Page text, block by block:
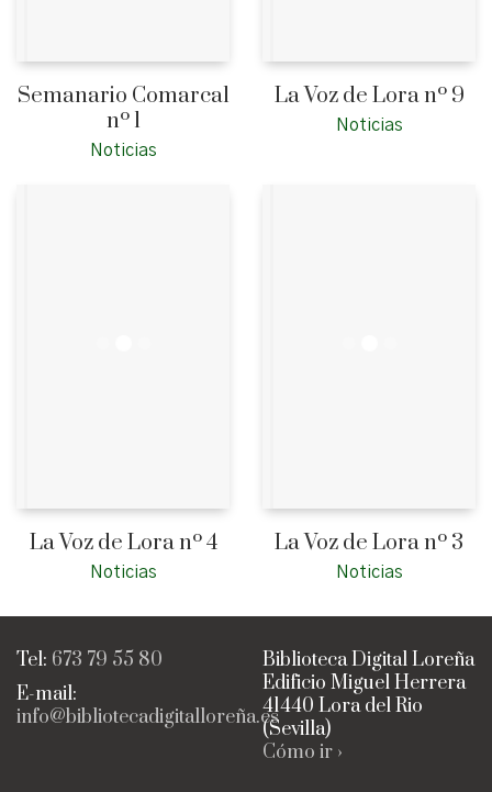
Semanario Comarcal
nº 1
Noticias
La Voz de Lora nº 9
Noticias
La Voz de Lora nº 4
Noticias
La Voz de Lora nº 3
Noticias
Tel: 673 79 55 80
E-mail:
info@bibliotecadigitalloreña.es
Biblioteca Digital Loreña
Edificio Miguel Herrera
41440 Lora del Rio
(Sevilla)
Cómo ir ›